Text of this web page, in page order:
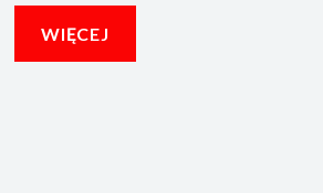
WIĘCEJ